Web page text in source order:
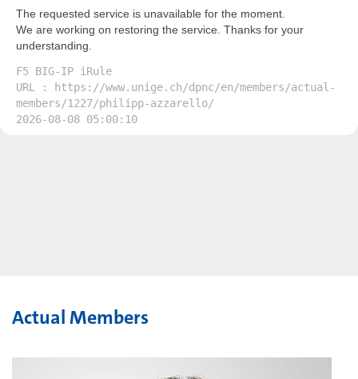
The requested service is unavailable for the moment.
We are working on restoring the service. Thanks for your
understanding.
F5 BIG-IP iRule
URL : https://www.unige.ch/dpnc/en/members/actual-
members/1227/philipp-azzarello/
2026-08-08 05:00:10
Actual Members